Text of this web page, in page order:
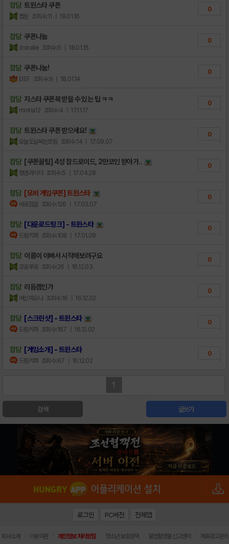
잡담 트윈스타 쿠폰
캡튄 조회수:11 | 18.01.16
0
잡담 쿠폰나눔
zionxile 조회수:5 | 18.01.15
0
잡담 쿠폰나눔!
EIEF 조회수:9 | 18.01.14
0
잡담 지스타 쿠폰북 받을 수 있는 팁 ㅋㅋ
mintia12 조회수:4 | 17.11.17
0
잡담 트윈스타 쿠폰 받으세요!
오늘도날씨는흐림 조회수:14 | 17.09.07
0
잡담 [쿠폰꿀팁] 4성 잡드로이드, 2만코인 받아가..
헝앱라이더 조회수:5 | 17.04.28
0
잡담 [모비 게임쿠폰] 트윈스타
바로참글 조회수:126 | 17.03.07
0
잡담 [다운로드링크] - 트윈스타
드림키퍼 조회수:108 | 17.01.09
0
잡담 이름이 이뻐서 시작해보려구요
코로루로 조회수:26 | 16.12.03
0
잡담 리듬겜인가
여신피오나 조회수:16 | 16.12.02
0
잡담 [스크린샷] - 트윈스타
드림키퍼 조회수:167 | 16.12.02
0
잡담 [게임소개] - 트윈스타
드림키퍼 조회수:67 | 16.12.02
0
1
검색 글쓰기
로그인 PC버전 전체앱
회사소개 이용약관 개인정보 처리방침 청소년 보호정책 불법촬영물 신고센터 제휴광고문의